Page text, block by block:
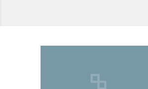
Előző